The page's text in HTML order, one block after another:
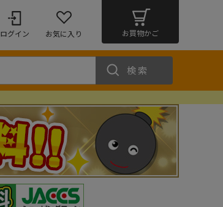
ログイン お気に入り お買物かご
検索